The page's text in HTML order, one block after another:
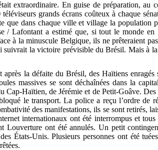
extraordinaire. En guise de préparation, au
grands écrans coûteux à chaque
que dans chaque ville et village la population
/ Lafontant a estimé que, si tout le monde
à la minuscule Belgique, ils ne prêteraient
suivrait la victoire prévisible du Brésil. Mais à
après la défaite du Brésil, des Haïtiens enragés
massives se sont déchaînées dans la
Cap-Haïtien, de Jérémie et de Petit-Goâve.
le transport. La police a reçu l’ordre de
des manifestations, ils se sont retirés,
internationaux ont été interrompus et
Louverture ont été annulés. Un petit
États-Unis. Plusieurs personnes ont été